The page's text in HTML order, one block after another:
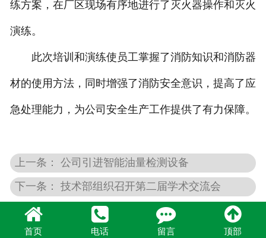
练方案，在厂区现场有序地进行了灭火器操作和灭火
演练。
此次培训和演练使员工掌握了消防知识和消防器
材的使用方法，同时增强了消防安全意识，提高了应
急处理能力，为公司安全生产工作提供了有力保障。
上一条： 公司引进智能油量检测设备
下一条： 技术部组织召开第二届学术交流会
首页 电话 留言 顶部